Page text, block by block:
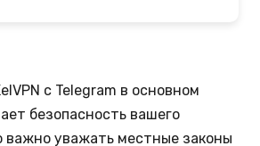
с Telegram в основном
безопасность вашего
важно уважать местные законы